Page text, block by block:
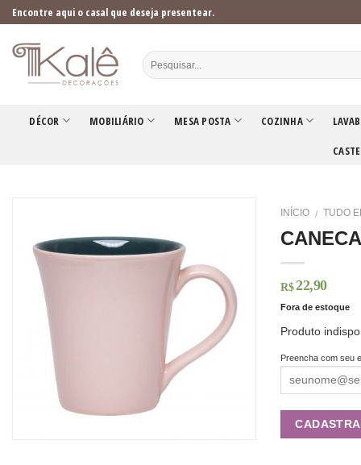
Skip
to
content
Encontre aqui o casal que deseja presentear.
DÉCOR MOBILIÁRIO MESA POSTA COZINHA
INÍCIO / TUDO
R$ 22,90
Fora de estoque
Produto
Preencha com seu